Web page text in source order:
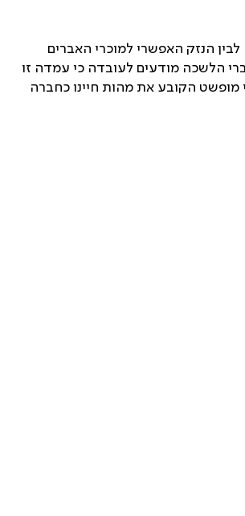
הנזק האפשרי למוכרי האברים
הלשכה מודעים לעובדה כי עמדה זו
מופשט הקובע את מהות חיינו כחברה